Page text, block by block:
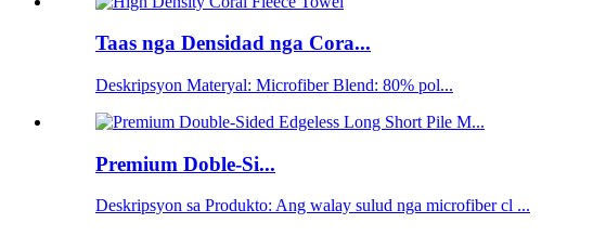
Taas nga Densidad nga Cora...
Deskripsyon Materyal: Microfiber Blend: 80% pol...
Premium Doble-Si...
Deskripsyon sa Produkto: Ang walay sulud nga microfiber cl ...